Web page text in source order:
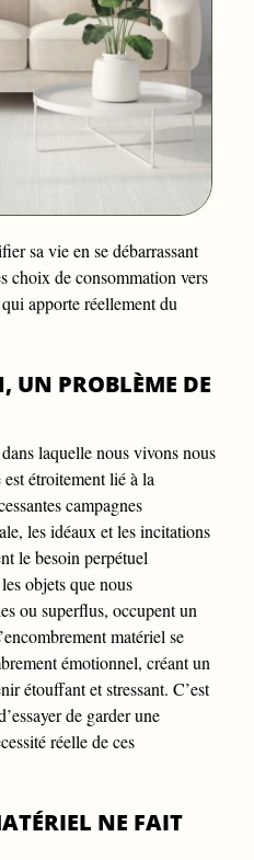
sa vie en se débarrassant
choix de consommation vers
apporte réellement du
UN PROBLÈME DE
laquelle nous vivons nous
étroitement lié à la
campagnes
les idéaux et les incitations
le besoin perpétuel
objets que nous
ou superflus, occupent un
matériel se
émotionnel, créant un
étouffant et stressant. C’est
de garder une
réelle de ces
NE FAIT